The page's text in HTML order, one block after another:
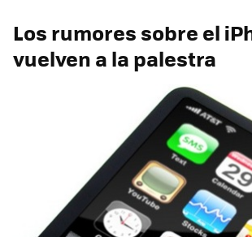
Los rumores sobre el
vuelven a la palestra